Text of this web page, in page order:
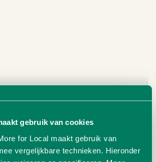
gebruik van cookies
for Local maakt gebruik van
vergelijkbare technieken. Hieronder